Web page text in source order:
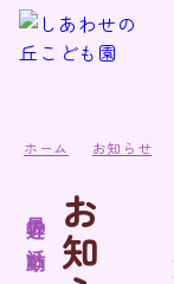
ホーム お知らせ
最近の活動